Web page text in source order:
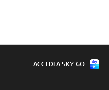
ACCEDI A SKY GO